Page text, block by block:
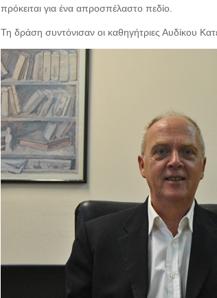
πρόκειται για ένα απροσπέλαστο πεδίο.
Τη δράση συντόνισαν οι καθηγήτριες Αυδίκου